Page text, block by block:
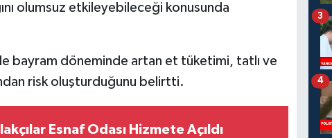
olumsuz etkileyebileceği konusunda
bayram döneminde artan et tüketimi, tatlı ve
risk oluşturduğunu belirtti.
Esnaf Odası Hizmete Açıldı
3
4